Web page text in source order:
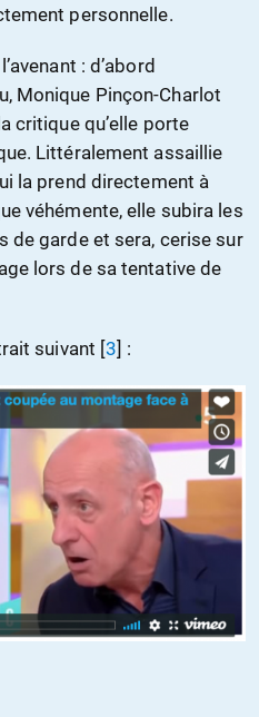
personnelle.
: d’abord
Monique Pinçon-Charlot
critique qu’elle porte
Littéralement assaillie
la prend directement à
véhémente, elle subira les
de garde et sera, cerise sur
lors de sa tentative de
suivant [3] :